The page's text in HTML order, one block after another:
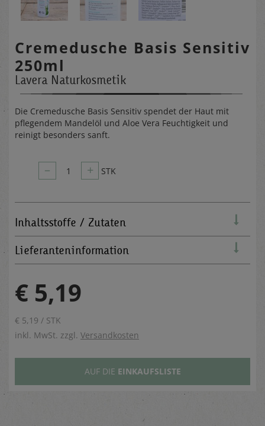
Cremedusche Basis Sensitiv
250ml
Lavera Naturkosmetik
Die Cremedusche Basis Sensitiv spendet der Haut mit
pflegendem Mandelöl und Aloe Vera Feuchtigkeit und
reinigt besonders sanft.
– 1 + STK
Inhaltsstoffe / Zutaten
Lieferanteninformation
€ 5,19
€ 5,19 / STK
inkl. MwSt. zzgl. Versandkosten
AUF DIE EINKAUFSLISTE